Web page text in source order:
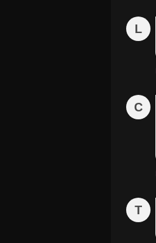
L
C
T